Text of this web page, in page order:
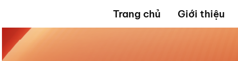
Trang chủ Giới thiệu